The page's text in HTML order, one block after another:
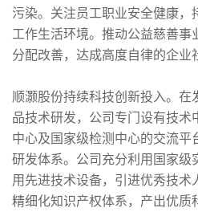
污染。关注员工职业安全健康，
工作生活环境。推动公益慈善事
分配改善，达成高度自律的企业
顺灏股份持续科技创新投入。在
品技术研发，公司专门设有技术
中心及国家级检测中心的交流平
研发体系。公司充分利用国家级
用先进技术设备，引进优秀技术
精细化知识产权体系，产出优质